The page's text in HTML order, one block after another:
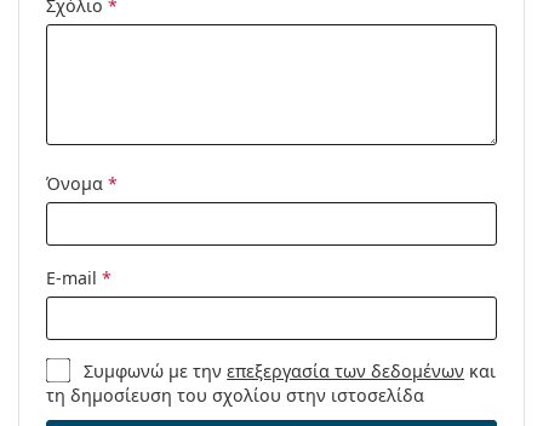
Προϊόντος /
Σχόλιο *
Όνομα *
E-mail *
Συμφωνώ με τηνεπεξεργασία των δεδομένων και
τη δημοσίευση του σχολίου στην ιστοσελίδα